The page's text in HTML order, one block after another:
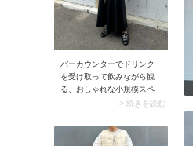
バーカウンターでドリンク
を受け取って飲みながら観
る、おしゃれな小規模スペ
ースでのライブ。そんなロ
妙な場所では、身軽になれ
るミニバッグがベストで
> 続きを読む